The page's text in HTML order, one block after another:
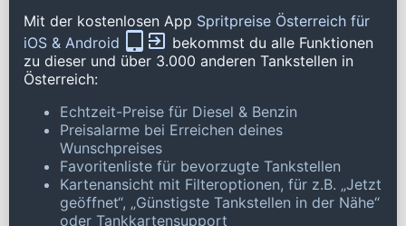
Mit der kostenlosen App Spritpreise Österreich für
iOS & Android
bekommst du alle Funktionen
zu dieser und über 3.000 anderen Tankstellen in
Österreich:
Echtzeit-Preise für Diesel & Benzin
Preisalarme bei Erreichen deines
Wunschpreises
Favoritenliste für bevorzugte Tankstellen
Kartenansicht mit Filteroptionen, für z.B. „Jetzt
geöffnet“, „Günstigste Tankstellen in der Nähe“
oder Tankkartensupport